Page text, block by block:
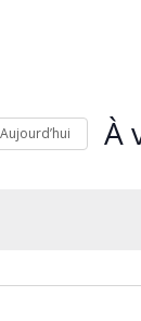
Aujourd’hui À